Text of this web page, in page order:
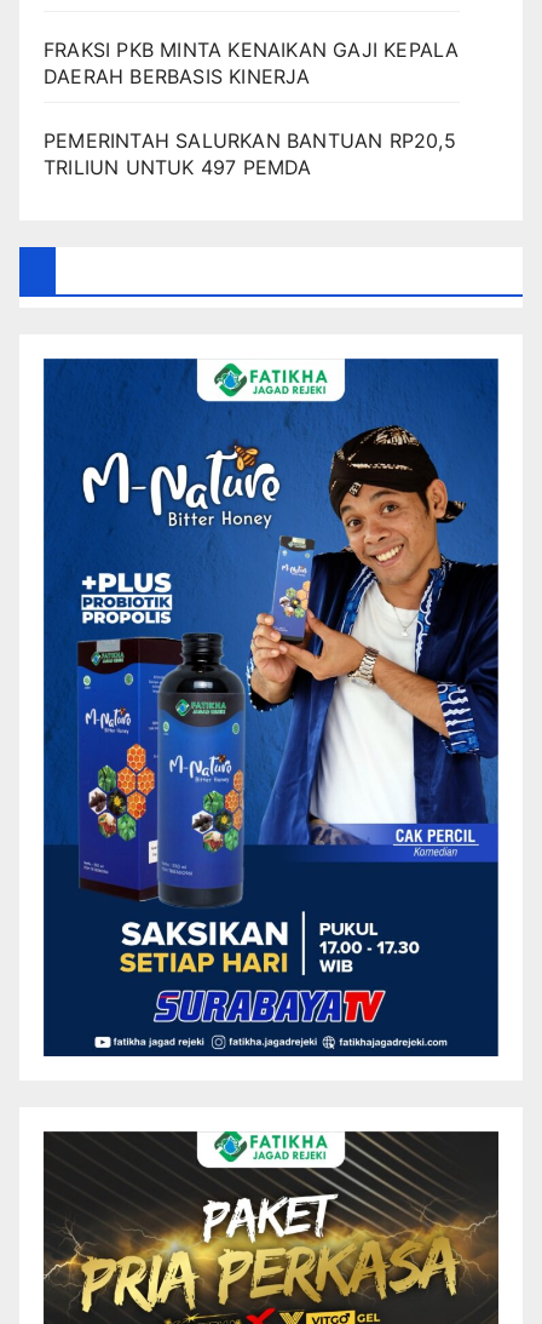
FRAKSI PKB MINTA KENAIKAN GAJI KEPALA
DAERAH BERBASIS KINERJA
PEMERINTAH SALURKAN BANTUAN RP20,5
TRILIUN UNTUK 497 PEMDA